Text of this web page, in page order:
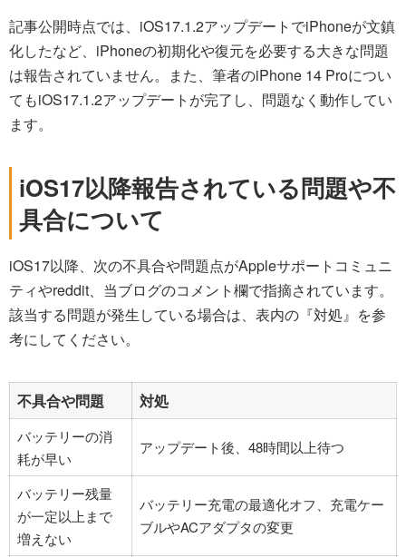
記事公開時点では、iOS17.1.2アップデートでiPhoneが文鎮
化したなど、iPhoneの初期化や復元を必要する大きな問題
は報告されていません。また、筆者のiPhone 14 Proについ
てもiOS17.1.2アップデートが完了し、問題なく動作してい
ます。
iOS17以降報告されている問題や不
具合について
iOS17以降、次の不具合や問題点がAppleサポートコミュニ
ティやreddit、当ブログのコメント欄で指摘されています。
該当する問題が発生している場合は、表内の『対処』を参
考にしてください。
不具合や問題 対処
バッテリーの消
耗が早い
アップデート後、48時間以上待つ
バッテリー残量
が一定以上まで
増えない
バッテリー充電の最適化オフ、充電ケー
ブルやACアダプタの変更